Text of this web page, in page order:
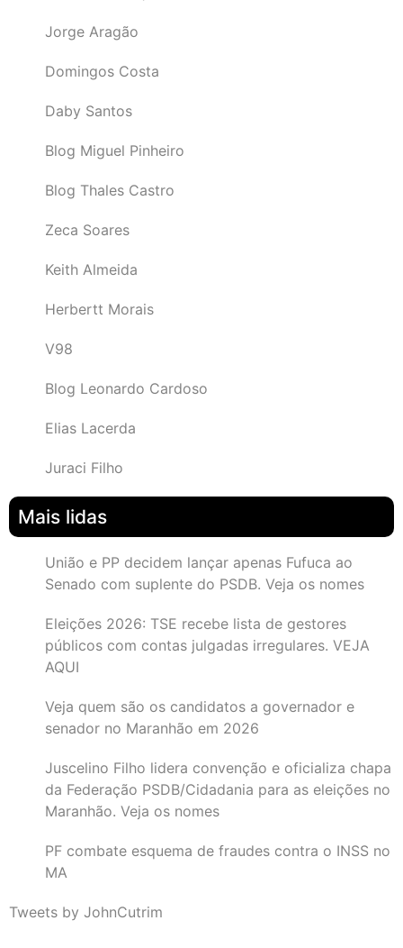
Jorge Aragão
Domingos Costa
Daby Santos
Blog Miguel Pinheiro
Blog Thales Castro
Zeca Soares
Keith Almeida
Herbertt Morais
V98
Blog Leonardo Cardoso
Elias Lacerda
Juraci Filho
Mais lidas
União e PP decidem lançar apenas Fufuca ao
Senado com suplente do PSDB. Veja os nomes
Eleições 2026: TSE recebe lista de gestores
públicos com contas julgadas irregulares. VEJA
AQUI
Veja quem são os candidatos a governador e
senador no Maranhão em 2026
Juscelino Filho lidera convenção e oficializa chapa
da Federação PSDB/Cidadania para as eleições no
Maranhão. Veja os nomes
PF combate esquema de fraudes contra o INSS no
MA
Tweets by JohnCutrim